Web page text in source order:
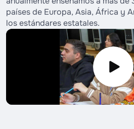
países de Europa, Asia, África y
los estándares estatales.